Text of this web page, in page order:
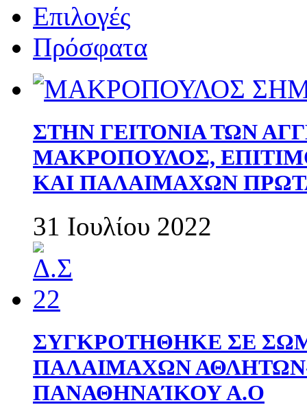
Επιλογές
Πρόσφατα
ΣΤΗΝ ΓΕΙΤΟΝΙΑ ΤΩΝ
ΜΑΚΡΟΠΟΥΛΟΣ,
ΚΑΙ ΠΑΛΑΙΜΑΧΩΝ
31 Ιουλίου 2022
ΣΥΓΚΡΟΤΗΘΗΚΕ ΣΕ
ΠΑΛΑΙΜΑΧΩΝ
ΠΑΝΑΘΗΝΑΊΚΟΥ Α.Ο